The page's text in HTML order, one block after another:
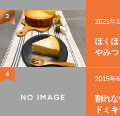
3
2021年
ほく
やみつ
4
2015年
割れ
ドミ